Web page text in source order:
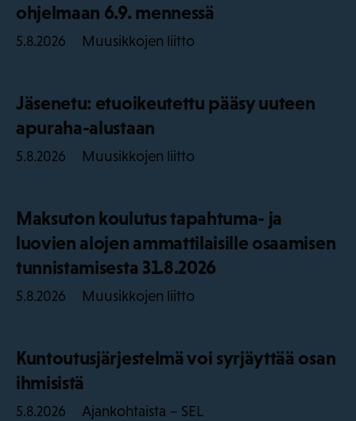
ohjelmaan 6.9. mennessä
5.8.2026 Muusikkojen liitto
Jäsenetu: etuoikeutettu pääsy uuteen
apuraha-alustaan
5.8.2026 Muusikkojen liitto
Maksuton koulutus tapahtuma- ja
luovien alojen ammattilaisille osaamisen
tunnistamisesta 31.8.2026
5.8.2026 Muusikkojen liitto
Kuntoutusjärjestelmä voi syrjäyttää osan
ihmisistä
5.8.2026 Ajankohtaista – SEL